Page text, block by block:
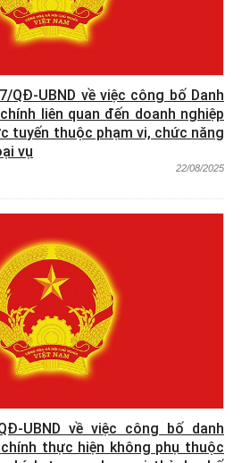
QĐ-UBND về việc công bố Danh
liên quan đến doanh nghiệp
tuyến thuộc phạm vi, chức năng
vụ
22/08/2025
UBND về việc công bố danh
thực hiện không phụ thuộc